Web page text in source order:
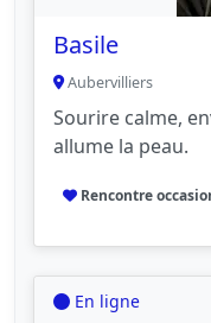
Basile
Aubervilliers
Sourire calme,
allume la peau.
Rencontre
En ligne